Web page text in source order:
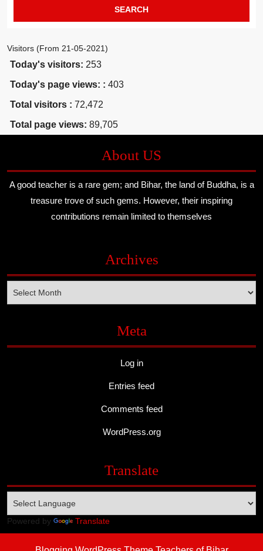
Visitors (From 21-05-2021)
Today's visitors: 253
Today's page views: : 403
Total visitors : 72,472
Total page views: 89,705
About US
A good teacher is a rare gem; and Bihar, the land of Buddha, is a
treasure trove of such gems. However, their inspiring
contributions remain limited to themselves
Archives
Meta
Log in
Entries feed
Comments feed
WordPress.org
Translate
Powered by Translate